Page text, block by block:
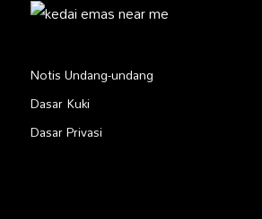
Notis Undang-undang
Dasar Kuki
Dasar Privasi